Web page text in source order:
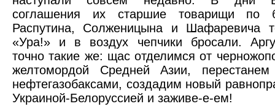
соглашения их старшие товарищи по
Распутина, Солженицына и Шафаревича
«Ура!» и в воздух чепчики бросали.
точно такие же: щас отделимся от
желтомордой Средней Азии,
нефтегазобаксами, создадим новый
Украиной-Белоруссией и заживе-е-ем!